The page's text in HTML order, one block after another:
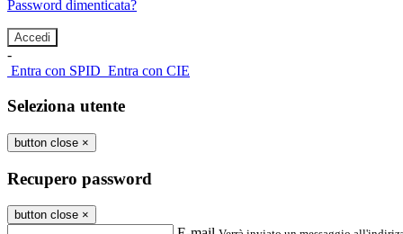
Password dimenticata?
-
Entra con SPID Entra con CIE
Seleziona utente
button close ×
Recupero password
button close ×